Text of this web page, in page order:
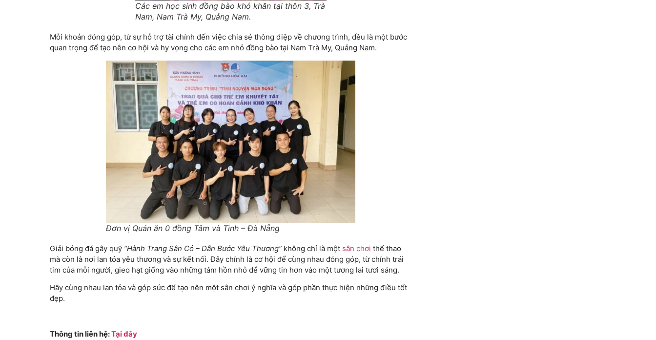
Các em học sinh đồng bào khó khăn tại thôn 3, Trà
Nam, Nam Trà My, Quảng Nam.
Mỗi khoản đóng góp, từ sự hỗ trợ tài chính đến việc chia sẻ thông điệp về chương trình, đều là một bước
quan trọng để tạo nên cơ hội và hy vọng cho các em nhỏ đồng bào tại Nam Trà My, Quảng Nam.
Đơn vị Quán ăn 0 đồng Tâm và Tình – Đà Nẵng
Giải bóng đá gây quỹ “Hành Trang Sân Cỏ – Dẫn Bước Yêu Thương” không chỉ là một sân chơi thể thao
mà còn là nơi lan tỏa yêu thương và sự kết nối. Đây chính là cơ hội để cùng nhau đóng góp, từ chính trái
tim của mỗi người, gieo hạt giống vào những tâm hồn nhỏ để vững tin hơn vào một tương lai tươi sáng.
Hãy cùng nhau lan tỏa và góp sức để tạo nên một sân chơi ý nghĩa và góp phần thực hiện những điều tốt
đẹp.
Thông tin liên hệ:Tại đây